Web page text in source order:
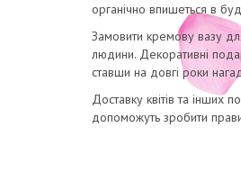
органічно впишеться в
Замовити кремову вазу
людини. Декоративні
ставши на довгі роки
Доставку квітів та інших
допоможуть зробити